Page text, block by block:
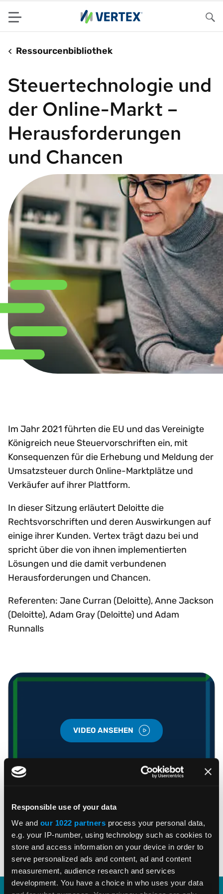
Responsible use of your data
We and our 1022 partners process your personal data,
e.g. your IP-number, using technology such as cookies to
store and access information on your device in order to
serve personalized ads and content, ad and content
measurement, audience research and services
development. You have a choice in who uses your data
Menu
Ressourcenbibliothek
Steuertechnologie und
der Online-Markt –
Herausforderungen
und Chancen
Im Jahr 2021 führten die EU und das Vereinigte
Königreich neue Steuervorschriften ein, mit
Konsequenzen für die Erhebung und Meldung der
Umsatzsteuer durch Online-Marktplätze und
Verkäufer auf ihrer Plattform.
In dieser Sitzung erläutert Deloitte die
Rechtsvorschriften und deren Auswirkungen auf
einige ihrer Kunden. Vertex trägt dazu bei und
spricht über die von ihnen implementierten
Lösungen und die damit verbundenen
Herausforderungen und Chancen.
Referenten: Jane Curran (Deloitte), Anne Jackson
(Deloitte), Adam Gray (Deloitte) und Adam
Runnalls
VIDEO ANSEHEN
TEILEN